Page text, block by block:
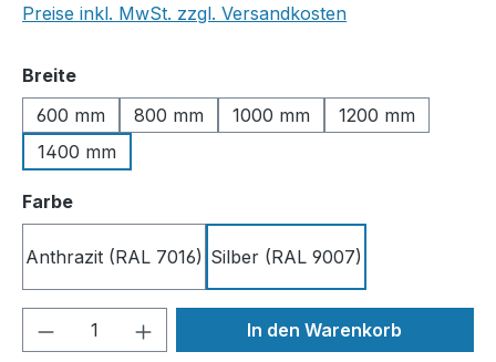
Preise inkl. MwSt. zzgl. Versandkosten
Breiteauswählen
600 mm
800 mm 1000 mm
1200 mm
1400 mm
Farbeauswählen
Anthrazit (RAL 7016) Silber (RAL 9007)
Produkt Anzahl: Gib denIn den Warenkorb